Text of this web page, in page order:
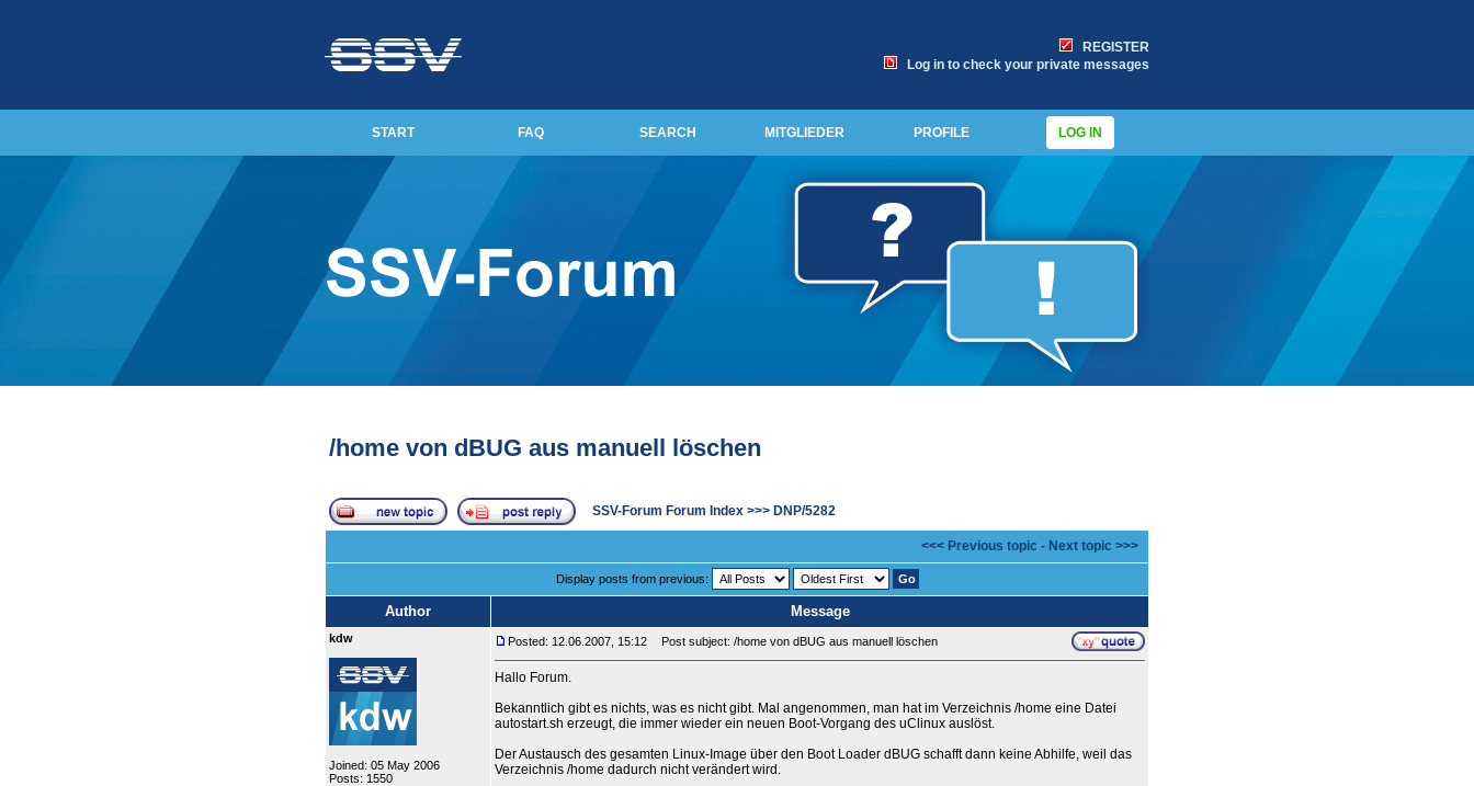
REGISTER
Log in to check your private messages
START FAQ SEARCH MITGLIEDER PROFILE LOG IN
/home von dBUG aus manuell löschen
SSV-Forum Forum Index >>> DNP/5282
<<< Previous topic - Next topic >>>
Display posts from previous:
Author Message
kdw
Joined: 05 May 2006
Posts: 1550
Posted: 12.06.2007, 15:12 Post subject: /home von dBUG aus manuell löschen
Hallo Forum.
Bekanntlich gibt es nichts, was es nicht gibt. Mal angenommen, man hat im Verzeichnis /home eine Datei
autostart.sh erzeugt, die immer wieder ein neuen Boot-Vorgang des uClinux auslöst.
Der Austausch des gesamten Linux-Image über den Boot Loader dBUG schafft dann keine Abhilfe, weil das
Verzeichnis /home dadurch nicht verändert wird.